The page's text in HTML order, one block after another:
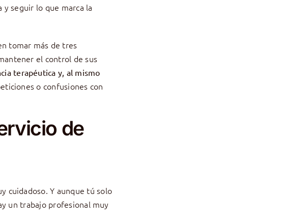
seguir lo que marca la
tomar más de tres
el control de sus
terapéutica y, al mismo
o confusiones con
de
cuidadoso. Y aunque tú solo
un trabajo profesional muy